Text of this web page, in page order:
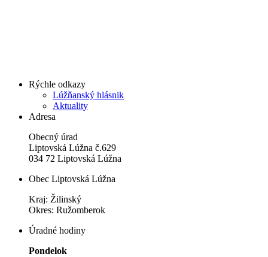
Rýchle odkazy
Lúžňanský hlásnik
Aktuality
Adresa
Obecný úrad
Liptovská Lúžna č.629
034 72 Liptovská Lúžna
Obec Liptovská Lúžna
Kraj: Žilinský
Okres: Ružomberok
Úradné hodiny
Pondelok